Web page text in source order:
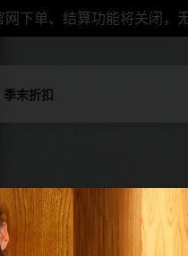
下单、结算功能将关闭
季末折扣